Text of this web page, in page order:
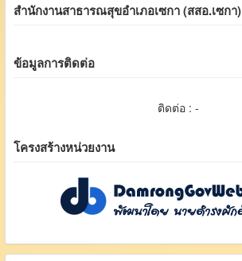
สำนักงานสาธารณสุขอำเภอเซกา (สสอ.เซกา)
ข้อมูลการติดต่อ
ติดต่อ : -
โครงสร้างหน่วยงาน